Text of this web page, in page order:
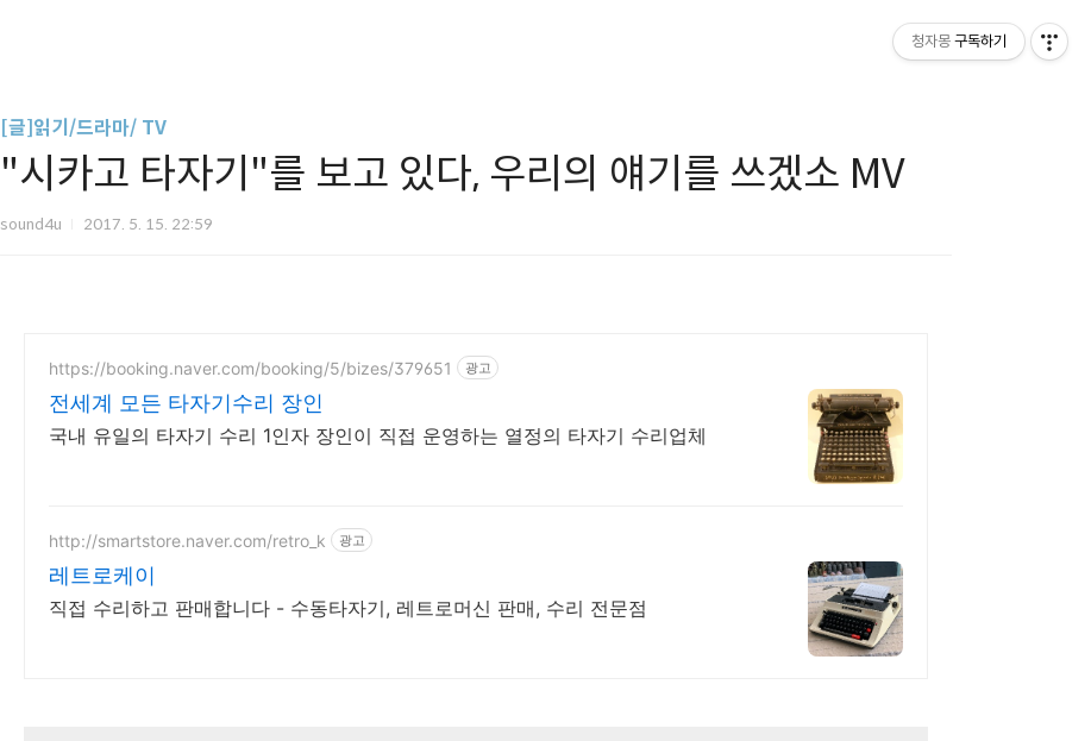
[글]읽기/드라마/ TV
"시카고 타자기"를 보고 있다, 우리의 얘기를 쓰겠소 MV
sound4u 2017. 5. 15. 22:59
https://booking.naver.com/booking/5/bizes/379651 광고
전세계 모든 타자기수리 장인
국내 유일의 타자기 수리 1인자 장인이 직접 운영하는 열정의 타자기 수리업체
http://smartstore.naver.com/retro_k 광고
레트로케이
직접 수리하고 판매합니다 - 수동타자기, 레트로머신 판매, 수리 전문점
청자몽 구독하기